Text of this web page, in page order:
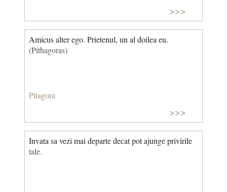
>>>
Amicus alter ego. Prietenul, un al doilea eu.
(Pithagoras)
Pitagora
>>>
Invata sa vezi mai departe decat pot ajunge privirile
tale.